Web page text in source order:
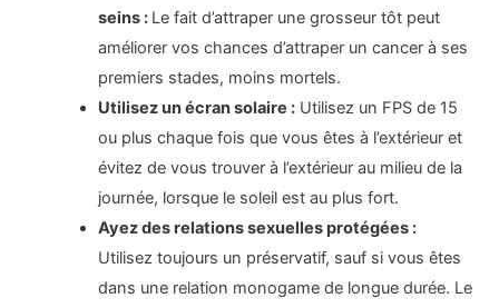
seins : Le fait d’attraper une grosseur tôt peut
améliorer vos chances d’attraper un cancer à ses
premiers stades, moins mortels.
Utilisez un écran solaire : Utilisez un FPS de 15
ou plus chaque fois que vous êtes à l’extérieur et
évitez de vous trouver à l’extérieur au milieu de la
journée, lorsque le soleil est au plus fort.
Ayez des relations sexuelles protégées :
Utilisez toujours un préservatif, sauf si vous êtes
dans une relation monogame de longue durée. Le